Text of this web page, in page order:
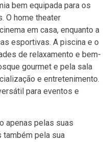
bem equipada para os
O home theater
em casa, enquanto a
esportivas. A piscina e o
de relaxamento e bem-
gourmet e pela sala
e entretenimento.
para eventos e
apenas pelas suas
também pela sua